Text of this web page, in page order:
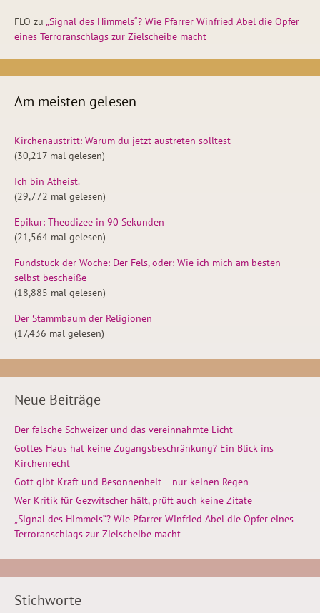
FLO zu „Signal des Himmels“? Wie Pfarrer Winfried Abel die Opfer
eines Terroranschlags zur Zielscheibe macht
Am meisten gelesen
Kirchenaustritt: Warum du jetzt austreten solltest
(30,217 mal gelesen)
Ich bin Atheist.
(29,772 mal gelesen)
Epikur: Theodizee in 90 Sekunden
(21,564 mal gelesen)
Fundstück der Woche: Der Fels, oder: Wie ich mich am besten
selbst bescheiße
(18,885 mal gelesen)
Der Stammbaum der Religionen
(17,436 mal gelesen)
Neue Beiträge
Der falsche Schweizer und das vereinnahmte Licht
Gottes Haus hat keine Zugangsbeschränkung? Ein Blick ins
Kirchenrecht
Gott gibt Kraft und Besonnenheit – nur keinen Regen
Wer Kritik für Gezwitscher hält, prüft auch keine Zitate
„Signal des Himmels“? Wie Pfarrer Winfried Abel die Opfer eines
Terroranschlags zur Zielscheibe macht
Stichworte